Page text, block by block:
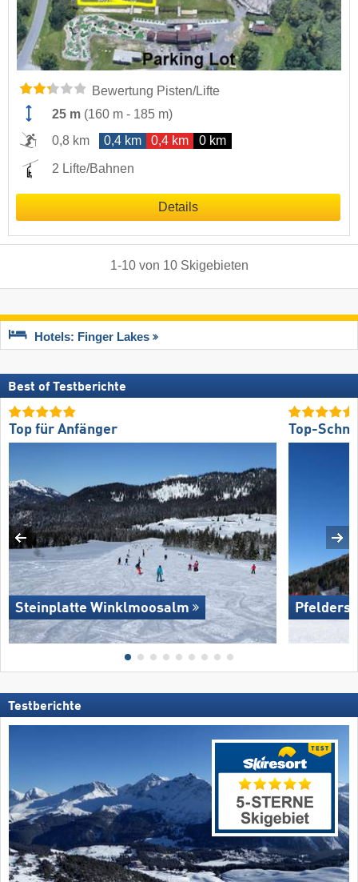
Bewertung Pisten/Lifte
25 m (160 m - 185 m)
0,8 km
0,4 km 0,4 km 0 km
2 Lifte/Bahnen
Details
1-10von 10 Skigebieten
Hotels: Finger Lakes
Best of Testberichte
Top für Anfänger
Steinplatte Winklmoosalm
Top-
Pfelders
Testberichte